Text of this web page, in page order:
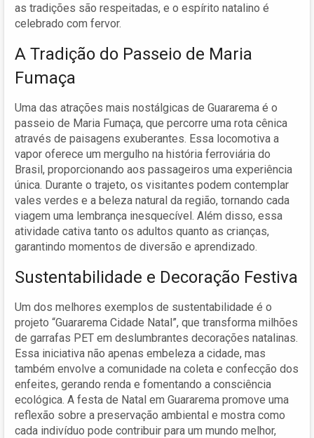
as tradições são respeitadas, e o espírito natalino é
celebrado com fervor.
A Tradição do Passeio de Maria
Fumaça
Uma das atrações mais nostálgicas de Guararema é o
passeio de Maria Fumaça, que percorre uma rota cênica
através de paisagens exuberantes. Essa locomotiva a
vapor oferece um mergulho na história ferroviária do
Brasil, proporcionando aos passageiros uma experiência
única. Durante o trajeto, os visitantes podem contemplar
vales verdes e a beleza natural da região, tornando cada
viagem uma lembrança inesquecível. Além disso, essa
atividade cativa tanto os adultos quanto as crianças,
garantindo momentos de diversão e aprendizado.
Sustentabilidade e Decoração Festiva
Um dos melhores exemplos de sustentabilidade é o
projeto “Guararema Cidade Natal”, que transforma milhões
de garrafas PET em deslumbrantes decorações natalinas.
Essa iniciativa não apenas embeleza a cidade, mas
também envolve a comunidade na coleta e confecção dos
enfeites, gerando renda e fomentando a consciência
ecológica. A festa de Natal em Guararema promove uma
reflexão sobre a preservação ambiental e mostra como
cada indivíduo pode contribuir para um mundo melhor,